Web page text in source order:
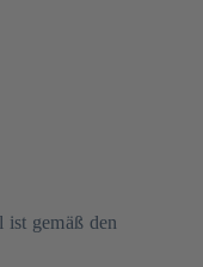
gemäß den